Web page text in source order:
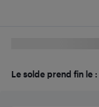
Le solde prend fin le :